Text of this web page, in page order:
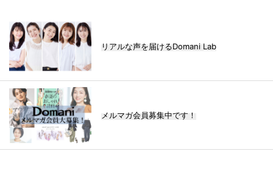
リアルな声を届けるDomani Lab
メルマガ会員募集中です！